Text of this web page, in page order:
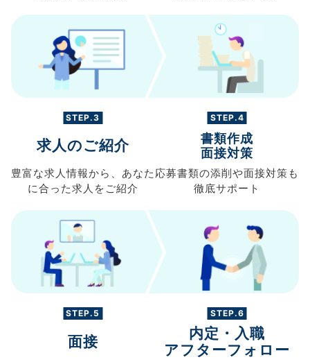
STEP.3
求人のご紹介
豊富な求人情報から、 あなた
に合った求人を ご紹介
STEP.4
書類作成
面接対策
応募書類の添削や面接対策も
徹底サポート
STEP.5
面接
STEP.6
内定・入職
アフターフォロー